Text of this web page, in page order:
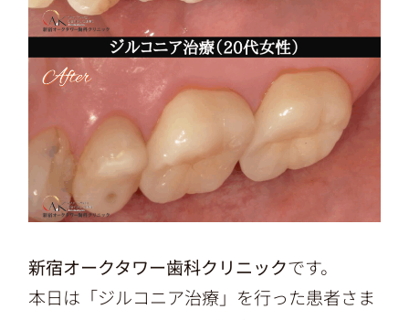
新宿オークタワー歯科クリニックです。
本日は「ジルコニア治療」を行った患者さま